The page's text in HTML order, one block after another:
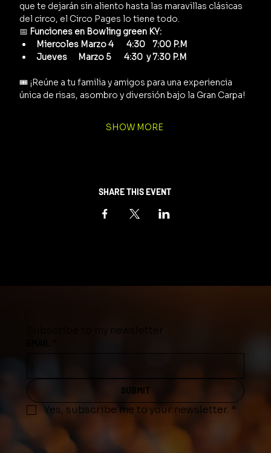
que te dejarán sin aliento hasta las maravillas clásicas
del circo, el Circo Pages lo tiene todo.
📅 Funciones en Bowling green KY:
Miercoles Marzo 4       4:30    7:00 P.M
Jueves      Marzo 5       4:30  y 7:30 P.M
🎟️ ¡Reúne a tu familia y amigos para una experiencia
única de risas, asombro y diversión bajo la Gran Carpa!
SHOW MORE
SHARE THIS EVENT
Subscribe to my newsletter
SUBMIT
Yes, subscribe me to your newsletter. *